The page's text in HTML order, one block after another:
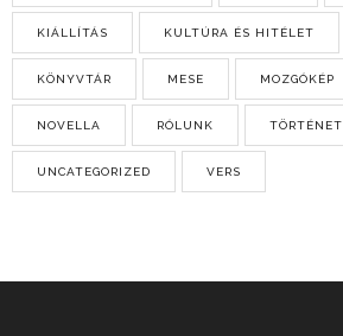
KIÁLLÍTÁS KULTÚRA ÉS HITÉLET
KÖNYVTÁR MESE MOZGÓKÉP
NOVELLA RÓLUNK TÖRTÉNET
UNCATEGORIZED VERS